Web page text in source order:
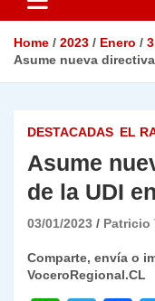
Home 2023 Enero
3
Asume nueva
DESTACADAS EL
Asume
de la UDI
03/01/2023 Patricio
Comparte, envía o
VoceroRegional.CL